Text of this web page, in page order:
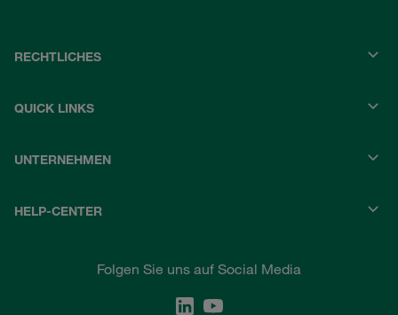
RECHTLICHES
QUICK LINKS
UNTERNEHMEN
HELP-CENTER
Folgen Sie uns auf Social Media